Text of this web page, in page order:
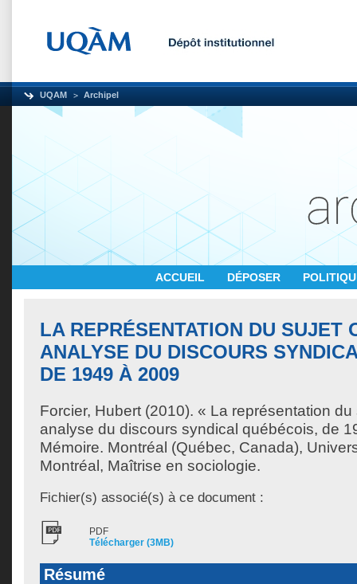
UQAM Archipel
ACCUEIL DÉPOSER
LA REPRÉSENTATION DU SUJET
ANALYSE DU DISCOURS
DE 1949 À 2009
Forcier, Hubert (2010). « La représentation du
analyse du discours syndical québécois, de
Mémoire. Montréal (Québec, Canada),
Montréal, Maîtrise en sociologie.
Fichier(s) associé(s) à ce document :
PDF
Télécharger (3MB)
Résumé